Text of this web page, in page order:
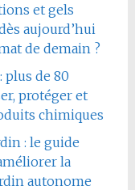
et gels
aujourd’hui
de demain ?
plus de 80
protéger et
chimiques
: le guide
la
autonome